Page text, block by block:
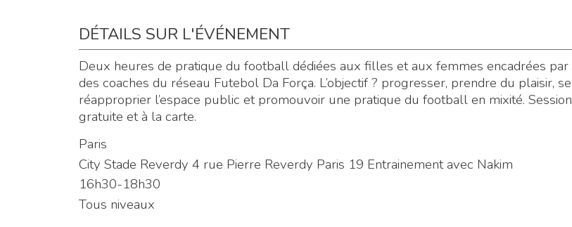
DÉTAILS SUR L'ÉVÉNEMENT
Deux heures de pratique du football dédiées aux filles et aux femmes encadrées par
des coaches du réseau Futebol Da Força. L’objectif ? progresser, prendre du plaisir, se
réapproprier l’espace public et promouvoir une pratique du football en mixité. Session
gratuite et à la carte.
Paris
City Stade Reverdy 4 rue Pierre Reverdy Paris 19 Entrainement avec Nakim
16h30-18h30
Tous niveaux